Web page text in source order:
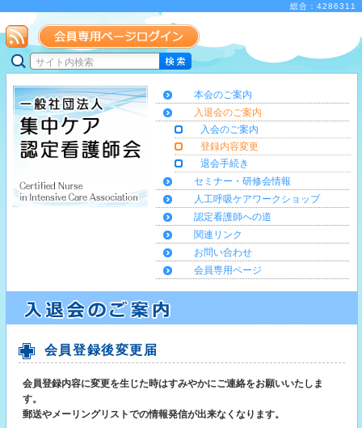
総合：4286311
本会のご案内
入退会のご案内
入会のご案内
登録内容変更
退会手続き
セミナー・研修会情報
人工呼吸ケアワークショップ
認定看護師への道
関連リンク
お問い合わせ
会員専用ページ
会員登録後変更届
会員登録内容に変更を生じた時はすみやかにご連絡をお願いいたしま
す。
郵送やメーリングリストでの情報発信が出来なくなります。